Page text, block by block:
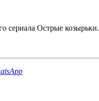
сериала Острые козырьки.